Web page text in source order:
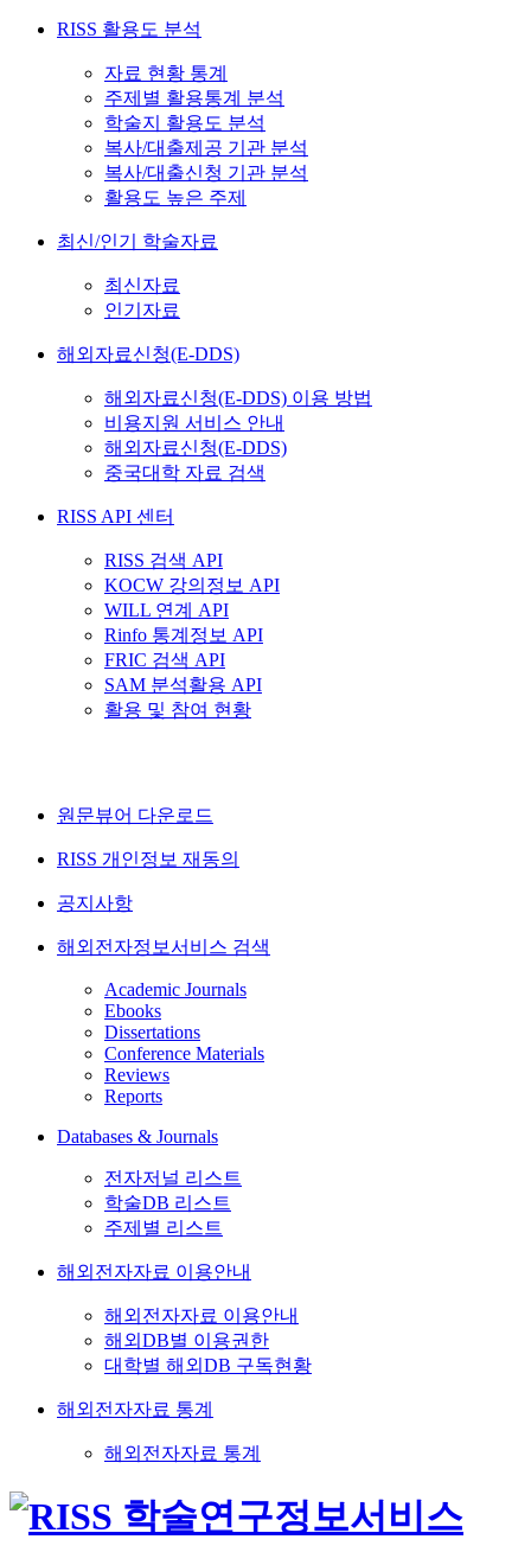
RISS 활용도 분석
자료 현황 통계
주제별 활용통계 분석
학술지 활용도 분석
복사/대출제공 기관 분석
복사/대출신청 기관 분석
활용도 높은 주제
최신/인기 학술자료
최신자료
인기자료
해외자료신청(E-DDS)
해외자료신청(E-DDS) 이용 방법
비용지원 서비스 안내
해외자료신청(E-DDS)
중국대학 자료 검색
RISS API 센터
RISS 검색 API
KOCW 강의정보 API
WILL 연계 API
Rinfo 통계정보 API
FRIC 검색 API
SAM 분석활용 API
활용 및 참여 현황
원문뷰어 다운로드
RISS 개인정보 재동의
공지사항
해외전자정보서비스 검색
Academic Journals
Ebooks
Dissertations
Conference Materials
Reviews
Reports
Databases & Journals
전자저널 리스트
학술DB 리스트
주제별 리스트
해외전자자료 이용안내
해외전자자료 이용안내
해외DB별 이용권한
대학별 해외DB 구독현황
해외전자자료 통계
해외전자자료 통계